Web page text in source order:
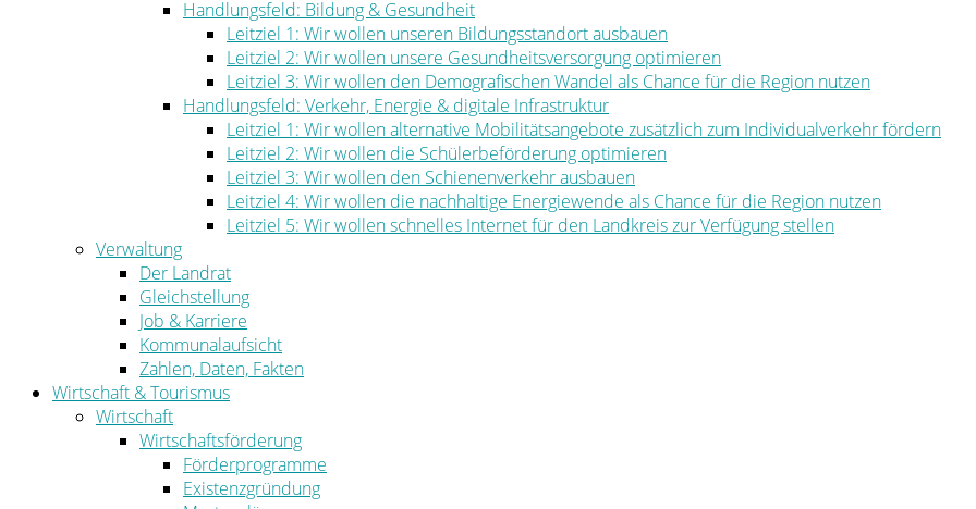
Handlungsfeld: Bildung & Gesundheit
Leitziel 1: Wir wollen unseren Bildungsstandort ausbauen
Leitziel 2: Wir wollen unsere Gesundheitsversorgung optimieren
Leitziel 3: Wir wollen den Demografischen Wandel als Chance für die Region nutzen
Handlungsfeld: Verkehr, Energie & digitale Infrastruktur
Leitziel 1: Wir wollen alternative Mobilitätsangebote zusätzlich zum Individualverkehr fördern
Leitziel 2: Wir wollen die Schülerbeförderung optimieren
Leitziel 3: Wir wollen den Schienenverkehr ausbauen
Leitziel 4: Wir wollen die nachhaltige Energiewende als Chance für die Region nutzen
Leitziel 5: Wir wollen schnelles Internet für den Landkreis zur Verfügung stellen
Verwaltung
Der Landrat
Gleichstellung
Job & Karriere
Kommunalaufsicht
Zahlen, Daten, Fakten
Wirtschaft & Tourismus
Wirtschaft
Wirtschaftsförderung
Förderprogramme
Existenzgründung